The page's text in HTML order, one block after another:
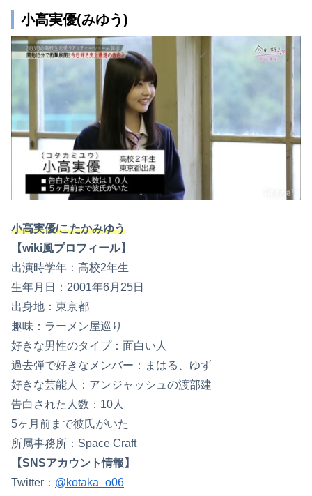
小高実優(みゆう)
小高実優/こたかみゆう
【wiki風プロフィール】
出演時学年：高校2年生
生年月日：2001年6月25日
出身地：東京都
趣味：ラーメン屋巡り
好きな男性のタイプ：面白い人
過去弾で好きなメンバー：まはる、ゆず
好きな芸能人：アンジャッシュの渡部建
告白された人数：10人
5ヶ月前まで彼氏がいた
所属事務所：Space Craft
【SNSアカウント情報】
Twitter： @kotaka_o06